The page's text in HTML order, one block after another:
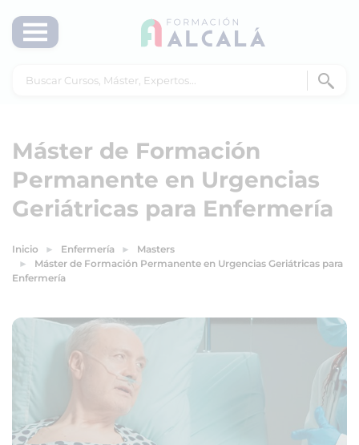
Máster de Formación
Permanente en Urgencias
Geriátricas para Enfermería
Inicio Enfermería
Masters
Máster de Formación Permanente en Urgencias Geriátricas para
Enfermería